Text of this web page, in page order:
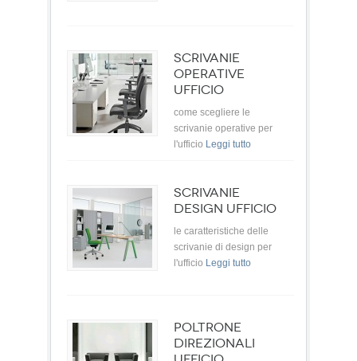
SCRIVANIE
OPERATIVE
UFFICIO
come scegliere le
scrivanie operative per
l'ufficio Leggi tutto
SCRIVANIE
DESIGN UFFICIO
le caratteristiche delle
scrivanie di design per
l'ufficio Leggi tutto
POLTRONE
DIREZIONALI